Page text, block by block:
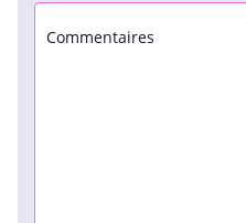
Sans
titre